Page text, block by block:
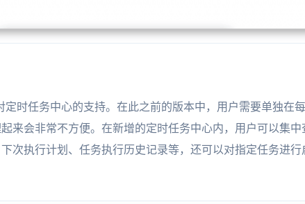
时任务中心的支持。在此之前的版本中，用户需要单独在
来会非常不方便。在新增的定时任务中心内，用户可以集
次执行计划、任务执行历史记录等，还可以对指定任务进